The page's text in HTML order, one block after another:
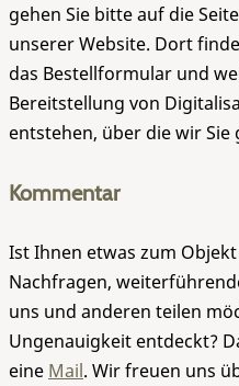
gehen Sie bitte auf die Seite
unserer Website. Dort
das Bestellformular und
Bereitstellung von
entstehen, über die wir
Kommentar
Ist Ihnen etwas zum
Nachfragen,
uns und anderen teilen
Ungenauigkeit entdeckt?
eine Mail. Wir freuen uns